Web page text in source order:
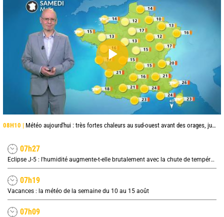
08H10 | Météo aujourd'hui : très fortes chaleurs au sud-ouest avant des orages, jusqu'à 39°C
07h27
Eclipse J-5 : l'humidité augmente-t-elle brutalement avec la chute de température pendant l'éclipse du 12 août ?
07h19
Vacances : la météo de la semaine du 10 au 15 août
07h09